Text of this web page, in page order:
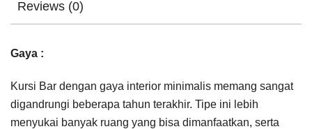
Reviews (0)
Gaya :
Kursi Bar dengan gaya interior minimalis memang sangat
digandrungi beberapa tahun terakhir. Tipe ini lebih
menyukai banyak ruang yang bisa dimanfaatkan, serta